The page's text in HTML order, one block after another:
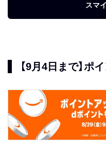
スマ
【9月4日まで】ポ